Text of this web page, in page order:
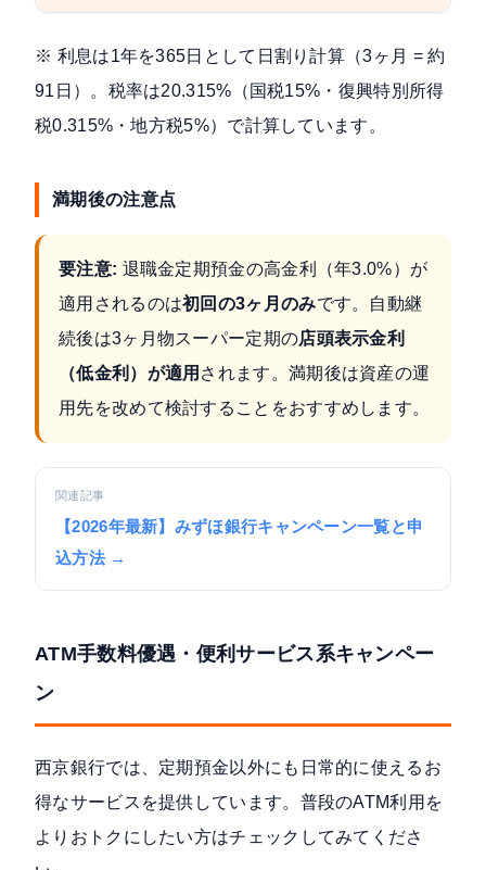
※ 利息は1年を365日として日割り計算（3ヶ月 = 約
91日）。税率は20.315%（国税15%・復興特別所得
税0.315%・地方税5%）で計算しています。
満期後の注意点
要注意: 退職金定期預金の高金利（年3.0%）が
適用されるのは初回の3ヶ月のみです。自動継
続後は3ヶ月物スーパー定期の店頭表示金利
（低金利）が適用 されます。満期後は資産の運
用先を改めて検討することをおすすめします。
関連記事
【2026年最新】みずほ銀行キャンペーン一覧と申
込方法 →
ATM手数料優遇・便利サービス系キャンペー
ン
西京銀行では、定期預金以外にも日常的に使えるお
得なサービスを提供しています。普段のATM利用を
よりおトクにしたい方はチェックしてみてくださ